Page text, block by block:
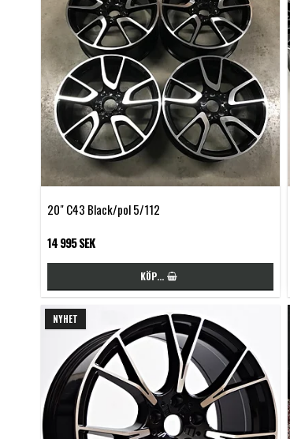
20" C43 Black/pol 5/112
14 995 SEK
KÖP…
NYHET